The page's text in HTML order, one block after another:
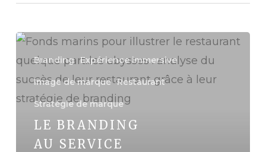
Le
branding
au
service
l’immersion
Branding Expérience immersive
Image de marque Restaurant
Stratégie de marque
LE BRANDING
AU SERVICE